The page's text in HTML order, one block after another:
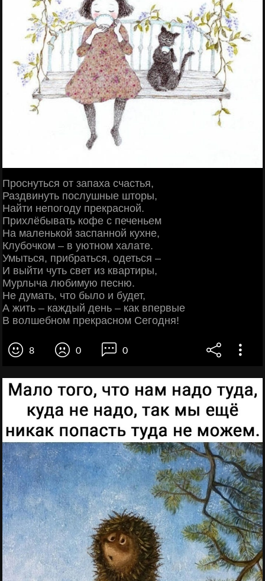
Проснуться от запаха счастья,
Раздвинуть послушные шторы,
Найти непогоду прекрасной.
Прихлёбывать кофе с печеньем
На маленькой заспанной кухне,
Клубочком – в уютном халате.
Умыться, прибраться, одеться –
И выйти чуть свет из квартиры,
Мурлыча любимую песню.
Не думать, что было и будет,
А жить – каждый день – как впервые
В волшебном прекрасном Сегодня!
8 0 0